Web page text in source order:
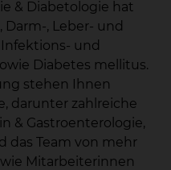
& Diabetologie hat
, Leber- und
und
Diabetes mellitus.
stehen Ihnen
darunter zahlreiche
& Gastroenterologie,
das Team von mehr
Mitarbeiterinnen